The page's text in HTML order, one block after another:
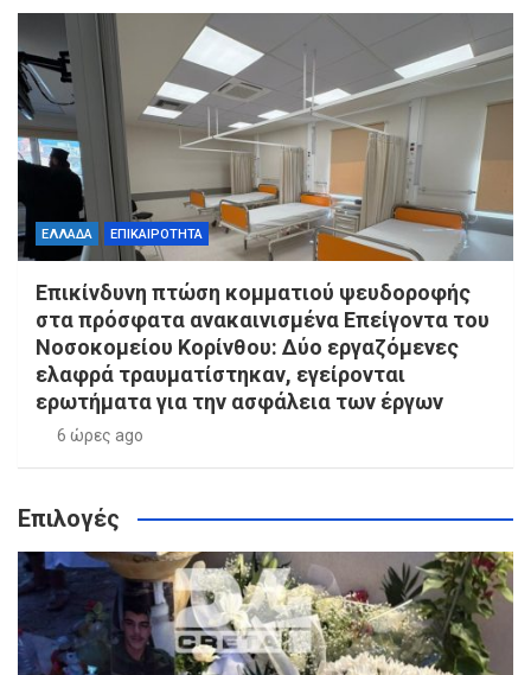
ΕΛΛΑΔΑ ΕΠΙΚΑΙΡΟΤΗΤΑ
Επικίνδυνη πτώση κομματιού ψευδοροφής
στα πρόσφατα ανακαινισμένα Επείγοντα του
Νοσοκομείου Κορίνθου: Δύο εργαζόμενες
ελαφρά τραυματίστηκαν, εγείρονται
ερωτήματα για την ασφάλεια των έργων
6 ώρες ago
Επιλογές